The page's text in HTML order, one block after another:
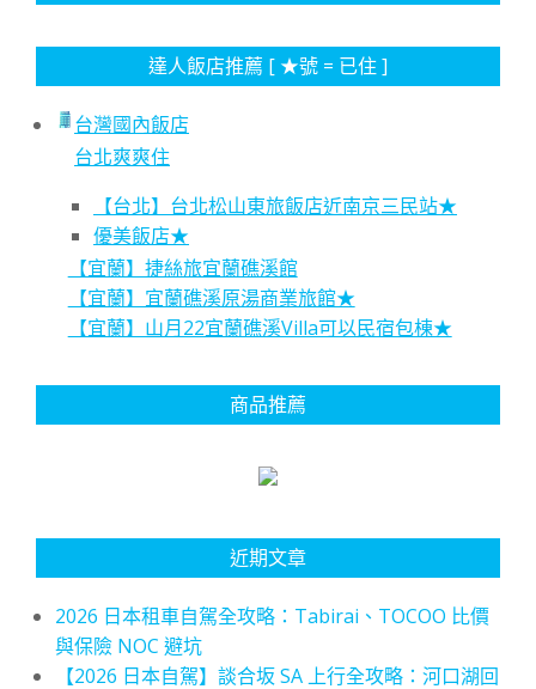
達人飯店推薦 [ ★號 = 已住 ]
台灣國內飯店
台北爽爽住
【台北】台北松山東旅飯店近南京三民站★
優美飯店★
【宜蘭】捷絲旅宜蘭礁溪館
【宜蘭】宜蘭礁溪原湯商業旅館★
【宜蘭】山月22宜蘭礁溪Villa可以民宿包棟★
商品推薦
近期文章
2026 日本租車自駕全攻略：Tabirai、TOCOO 比價
與保險 NOC 避坑
【2026 日本自駕】談合坂 SA 上行全攻略：河口湖回